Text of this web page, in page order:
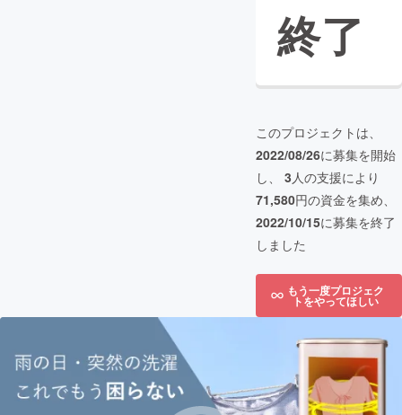
終了
このプロジェクトは、
2022/08/26に募集を開始
し、 3人の支援により
71,580円の資金を集め、
2022/10/15に募集を終了
しました
もう一度プロジェク
トをやってほしい